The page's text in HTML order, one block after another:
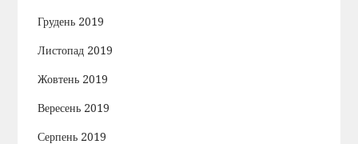
Грудень 2019
Листопад 2019
Жовтень 2019
Вересень 2019
Серпень 2019